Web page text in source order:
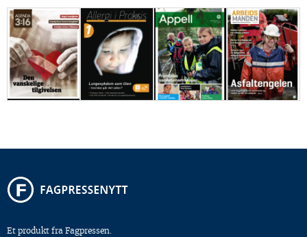
Et produkt fra Fagpressen.